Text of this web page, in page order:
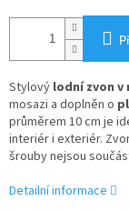
Stylový lodní zvon
mosazi a doplněn o
průměrem 10 cm je
interiér i exteriér.
šrouby nejsou
Detailní informace